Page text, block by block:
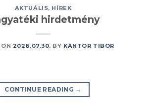
AKTUÁLIS, HÍREK
hirdetmény
2026.07.30. BY KÁNTOR TIBOR
CONTINUE READING →